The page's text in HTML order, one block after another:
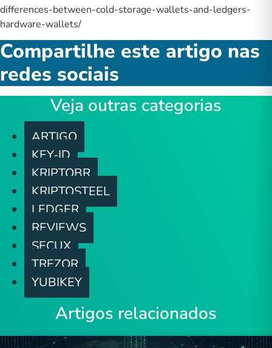
differences-between-cold-storage-wallets-and-ledgers-
hardware-wallets/
Compartilhe este artigo nas
redes sociais
Veja outras categorias
ARTIGO
KEY-ID
KRIPTOBR
KRIPTOSTEEL
LEDGER
REVIEWS
SECUX
TREZOR
YUBIKEY
Artigos relacionados